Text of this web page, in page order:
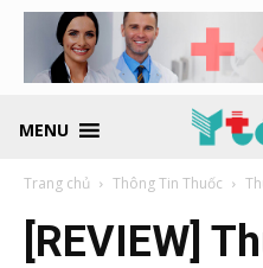
MENU
Trang chủ Thông Tin Thuốc
[REVIEW]